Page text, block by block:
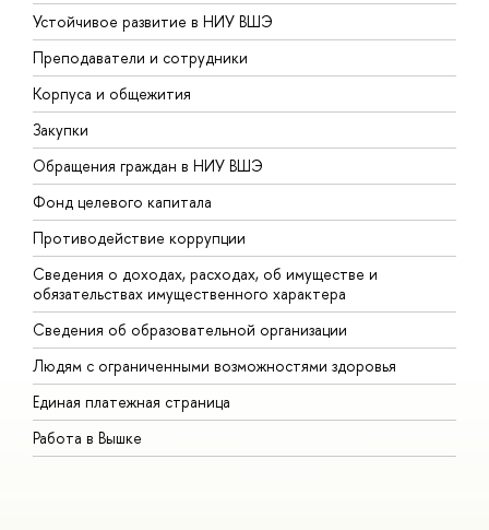
Устойчивое развитие в НИУ ВШЭ
Преподаватели и сотрудники
Корпуса и общежития
Закупки
Обращения граждан в НИУ ВШЭ
Фонд целевого капитала
Противодействие коррупции
Сведения о доходах, расходах, об имуществе и
обязательствах имущественного характера
Сведения об образовательной организации
Людям с ограниченными возможностями здоровья
Единая платежная страница
Работа в Вышке